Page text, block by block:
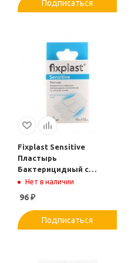
Подписаться
Fixplast Sensitive
Пластырь
Бактерицидный с
Антисептиком на
19 72мм
Нет в наличии
96₽
Подписаться